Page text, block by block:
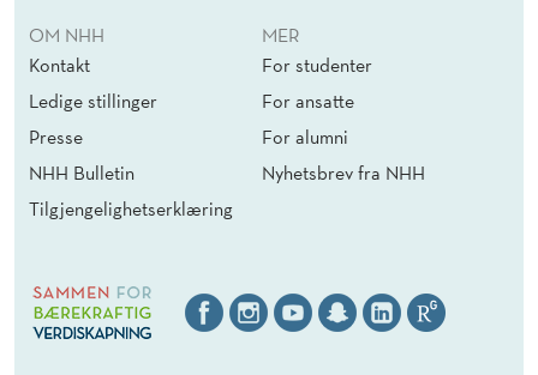
OM NHH
Kontakt
Ledige stillinger
Presse
NHH Bulletin
Tilgjengelighetserklæring
MER
For studenter
For ansatte
For alumni
Nyhetsbrev fra NHH